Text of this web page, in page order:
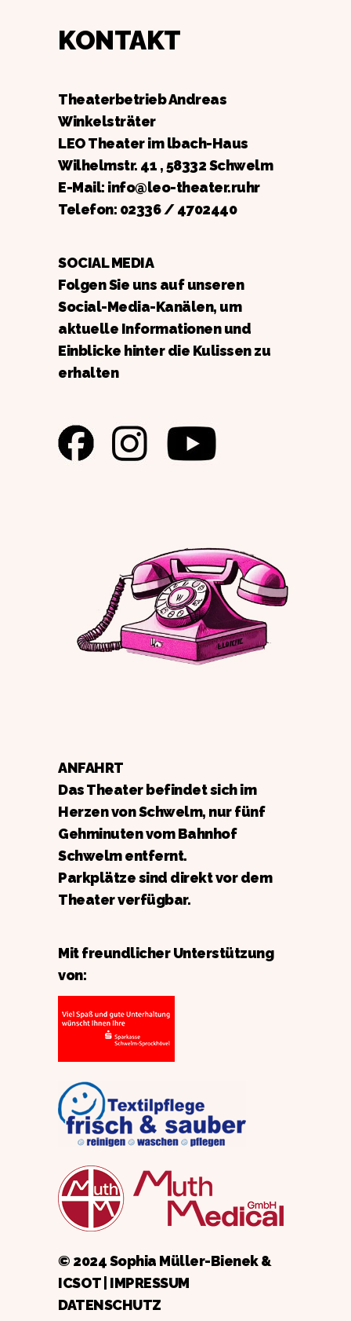
KONTAKT
Theaterbetrieb Andreas
Winkelsträter
LEO Theater im lbach-Haus
Wilhelmstr. 41 , 58332 Schwelm
E-Mail: info@leo-theater.ruhr
Telefon: 02336 / 4702440
SOCIAL MEDIA
Folgen Sie uns auf unseren
Social-Media-Kanälen, um
aktuelle Informationen und
Einblicke hinter die Kulissen zu
erhalten
ANFAHRT
Das Theater befindet sich im
Herzen von Schwelm, nur fünf
Gehminuten vom Bahnhof
Schwelm entfernt.
Parkplätze sind direkt vor dem
Theater verfügbar.
Mit freundlicher Unterstützung
von:
© 2024 Sophia Müller-Bienek &
ICSOT| IMPRESSUM
DATENSCHUTZ